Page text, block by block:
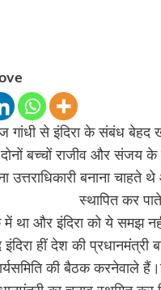
गांधी से इंदिरा के संबंध बेहद
बच्चों राजीव और संजय
उत्तराधिकारी बनाना चाहते
स्थापित कर
में था और इंदिरा को ये समझ
हीं देश की प्रधानमंत्री
की बैठक करनेवाले